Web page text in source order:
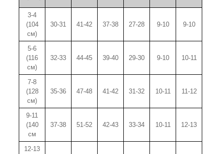
3-4
(104
см)
30-31 41-42 37-38 27-28 9-10 9-10
5-6
(116
см)
32-33 44-45 39-40 29-30 9-10 10-11
7-8
(128
см)
35-36 47-48 41-42 31-32 10-11 11-12
9-11
(140
см
37-38 51-52 42-43 33-34 10-11 12-13
12-13